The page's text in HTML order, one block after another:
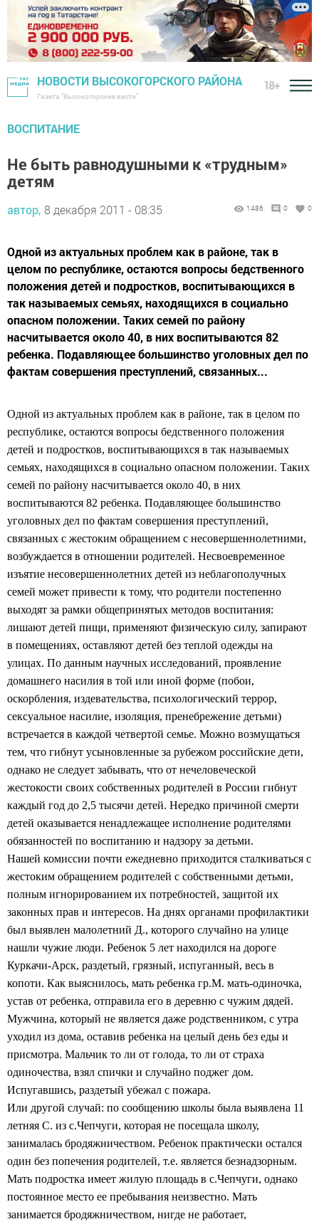
НОВОСТИ ВЫСОКОГОРСКОГО РАЙОНА
Газета "Высокогорские вести"
18+
ВОСПИТАНИЕ
Не быть равнодушными к «трудным»
детям
автор, 8 декабря 2011 - 08:35 1486 0 0
Одной из актуальных проблем как в районе, так в
целом по республике, остаются вопросы бедственного
положения детей и подростков, воспитывающихся в
так называемых семьях, находящихся в социально
опасном положении. Таких семей по району
насчитывается около 40, в них воспитываются 82
ребенка. Подавляющее большинство уголовных дел по
фактам совершения преступлений, связанных...
Одной из актуальных проблем как в районе, так в целом по
республике, остаются вопросы бедственного положения
детей и подростков, воспитывающихся в так называемых
семьях, находящихся в социально опасном положении. Таких
семей по району насчитывается около 40, в них
воспитываются 82 ребенка. Подавляющее большинство
уголовных дел по фактам совершения преступлений,
связанных с жестоким обращением с несовершеннолетними,
возбуждается в отношении родителей. Несвоевременное
изъятие несовершеннолетних детей из неблагополучных
семей может привести к тому, что родители постепенно
выходят за рамки общепринятых методов воспитания:
лишают детей пищи, применяют физическую силу, запирают
в помещениях, оставляют детей без теплой одежды на
улицах. По данным научных исследований, проявление
домашнего насилия в той или иной форме (побои,
оскорбления, издевательства, психологический террор,
сексуальное насилие, изоляция, пренебрежение детьми)
встречается в каждой четвертой семье. Можно возмущаться
тем, что гибнут усыновленные за рубежом российские дети,
однако не следует забывать, что от нечеловеческой
жестокости своих собственных родителей в России гибнут
каждый год до 2,5 тысячи детей. Нередко причиной смерти
детей оказывается ненадлежащее исполнение родителями
обязанностей по воспитанию и надзору за детьми.
Нашей комиссии почти ежедневно приходится сталкиваться с
жестоким обращением родителей с собственными детьми,
полным игнорированием их потребностей, защитой их
законных прав и интересов. На днях органами профилактики
был выявлен малолетний Д., которого случайно на улице
нашли чужие люди. Ребенок 5 лет находился на дороге
Куркачи-Арск, раздетый, грязный, испуганный, весь в
копоти. Как выяснилось, мать ребенка гр.М. мать-одиночка,
устав от ребенка, отправила его в деревню с чужим дядей.
Мужчина, который не является даже родственником, с утра
уходил из дома, оставив ребенка на целый день без еды и
присмотра. Мальчик то ли от голода, то ли от страха
одиночества, взял спички и случайно поджег дом.
Испугавшись, раздетый убежал с пожара.
Или другой случай: по сообщению школы была выявлена 11
летняя С. из с.Чепчуги, которая не посещала школу,
занималась бродяжничеством. Ребенок практически остался
один без попечения родителей, т.е. является безнадзорным.
Мать подростка имеет жилую площадь в с.Чепчуги, однако
постоянное место ее пребывания неизвестно. Мать
занимается бродяжничеством, нигде не работает,